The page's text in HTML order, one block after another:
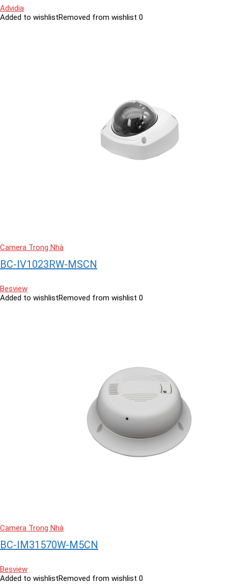
Advidia
Added to wishlistRemoved from wishlist 0
Camera Trong Nhà
BC-IV1023RW-MSCN
Besview
Added to wishlistRemoved from wishlist 0
Camera Trong Nhà
BC-IM31570W-M5CN
Besview
Added to wishlistRemoved from wishlist 0